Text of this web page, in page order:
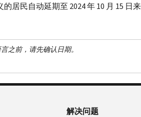
的居民自动延期至 2024 年 10 月 15 日
之前，请先确认日期。
解决问题